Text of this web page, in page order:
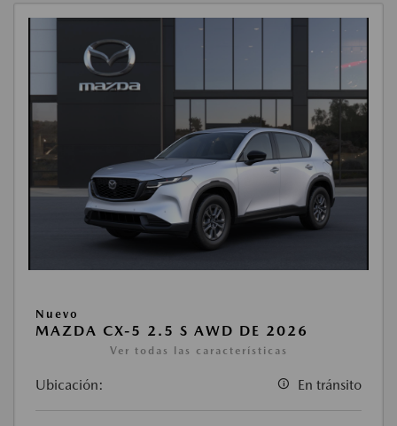
Nuevo
MAZDA CX-5 2.5 S AWD DE 2026
Ver todas las características
Ubicación: En tránsito